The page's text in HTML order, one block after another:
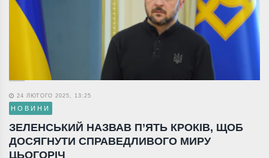
24 ЛЮТОГО 2025, 13:25
НОВИНИ
ЗЕЛЕНСЬКИЙ НАЗВАВ П’ЯТЬ КРОКІВ, ЩОБ
ДОСЯГНУТИ СПРАВЕДЛИВОГО МИРУ
ЦЬОГОРІЧ